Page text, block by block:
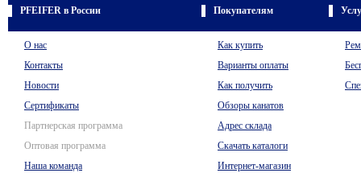
PFEIFER в России Покупателям
О нас
Контакты
Новости
Сертификаты
Партнерская программа
Оптовая программа
Наша команда
Как купить
Варианты оплаты
Как получить
Обзоры канатов
Адрес склада
Скачать каталоги
Интернет-магазин